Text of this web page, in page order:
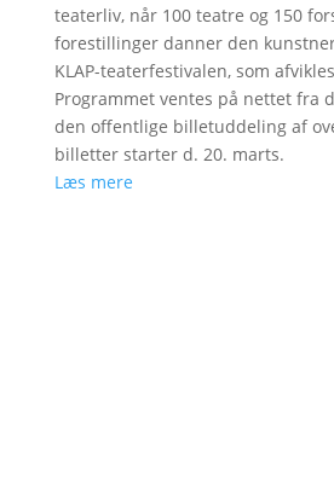
teaterliv, når 100 teatre og 150
forestillinger danner den
KLAP-teaterfestivalen, som
Programmet ventes på nettet fra
den offentlige billetuddeling af
billetter starter d. 20. marts.
Læs mere